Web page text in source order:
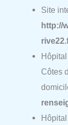
Site
http://
Côtes